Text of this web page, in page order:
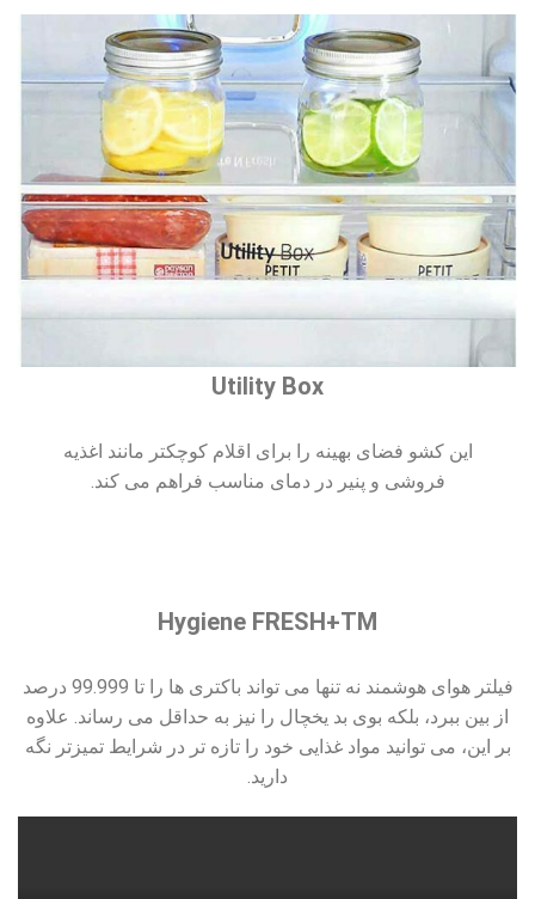
Utility Box
این کشو فضای بهینه را برای اقلام کوچکتر مانند اغذیه
فروشی و پنیر در دمای مناسب فراهم می کند.
Hygiene FRESH+TM
فیلتر هوای هوشمند نه تنها می تواند باکتری ها را تا 99.999 درصد
از بین ببرد، بلکه بوی بد یخچال را نیز به حداقل می رساند. علاوه
بر این، می توانید مواد غذایی خود را تازه تر در شرایط تمیزتر نگه
دارید.